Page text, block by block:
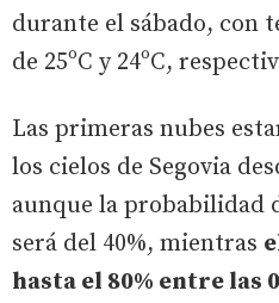
durante el sábado, con
de 25ºC y 24ºC,
Las primeras nubes
los cielos de Segovia
aunque la probabilidad
será del 40%, mientras
hasta el 80% entre las